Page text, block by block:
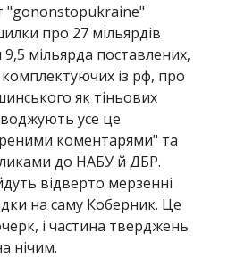
"gononstopukraine"
про 27 мільярдів
мільярда поставлених,
із рф, про
як тіньових
усе це
коментарями" та
до НАБУ й ДБР.
відверто мерзенні
на саму Коберник. Це
і частина тверджень
нічим.